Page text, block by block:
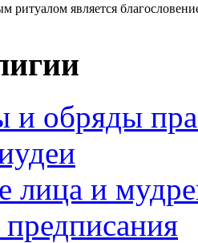
ритуалом является
и обряды
лица и